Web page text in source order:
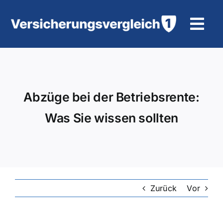
Inhalt
Motorradversicherung
Abzüge bei der Betriebsrente:
Was Sie wissen sollten
Zurück Vor